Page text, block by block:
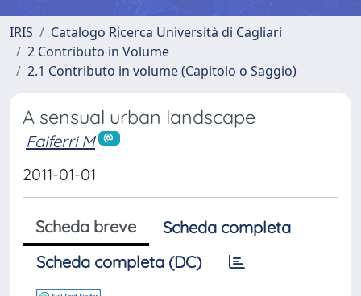
IRIS
Catalogo Ricerca Università di Cagliari
2 Contributo in Volume
2.1 Contributo in volume (Capitolo o Saggio)
A sensual urban landscape
Faiferri M
2011-01-01
Scheda breve
Scheda completa
Scheda completa (DC)